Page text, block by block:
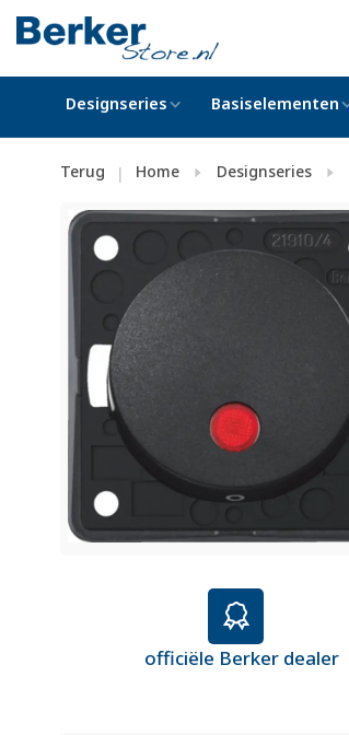
Designseries Basiselementen
Terug | Home Designseries
officiële Berker dealer